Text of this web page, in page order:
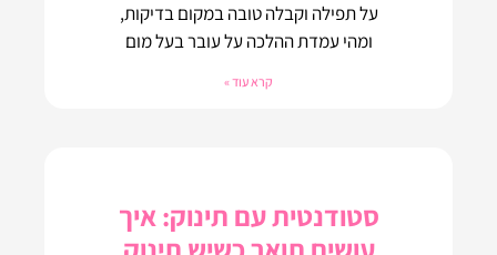
על תפילה וקבלה טובה במקום בדיקות,
ומהי עמדת ההלכה על עובר בעל מום
קרא עוד »
סטודנטית עם תינוק: איך